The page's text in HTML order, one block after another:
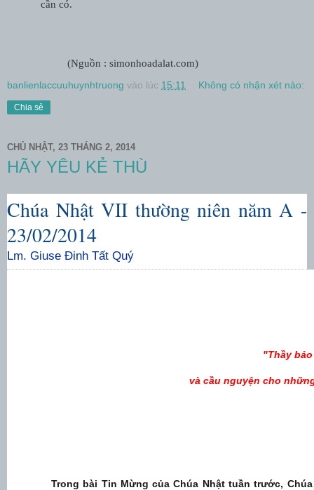
cần có.
(Nguồn : simonhoadalat.com)
banlienlaccuuhuynhtruong vào lúc 15:11 Không có nhận xét nào:
Chia sẻ
CHỦ NHẬT, 23 THÁNG 2, 2014
HÃY YÊU KẺ THÙ
Chúa Nhật VII thường niên năm A -
23/02/2014
Lm. Giuse Đinh Tất Quý
"Thầy
và cầu nguyện cho
Trong bài Tin Mừng của Chúa Nhật tuần trước, Chúa